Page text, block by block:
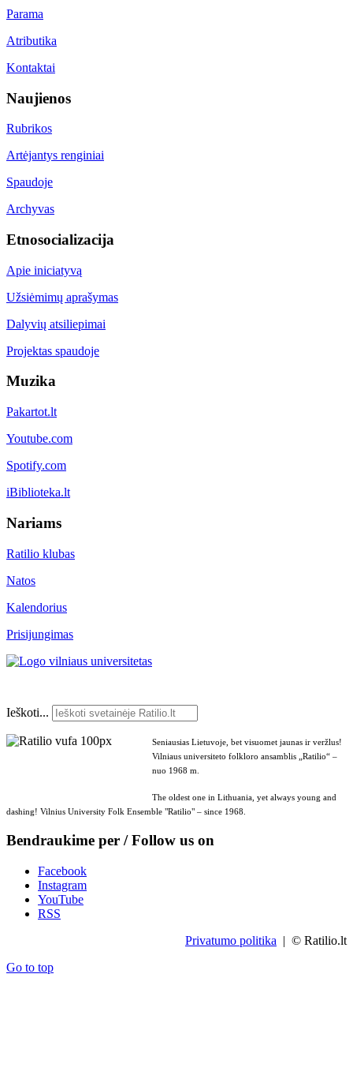
Parama
Atributika
Kontaktai
Naujienos
Rubrikos
Artėjantys renginiai
Spaudoje
Archyvas
Etnosocializacija
Apie iniciatyvą
Užsiėmimų aprašymas
Dalyvių atsiliepimai
Projektas spaudoje
Muzika
Pakartot.lt
Youtube.com
Spotify.com
iBiblioteka.lt
Nariams
Ratilio klubas
Natos
Kalendorius
Prisijungimas
Ieškoti...
Seniausias Lietuvoje, bet visuomet jaunas ir veržlus!
Vilniaus universiteto folkloro ansamblis „Ratilio“ –
nuo 1968 m.
The oldest one in Lithuania, yet always young and
dashing! Vilnius University Folk Ensemble "Ratilio" – since 1968.
Bendraukime per / Follow us on
Facebook
Instagram
YouTube
RSS
Privatumo politika | © Ratilio.lt
Go to top